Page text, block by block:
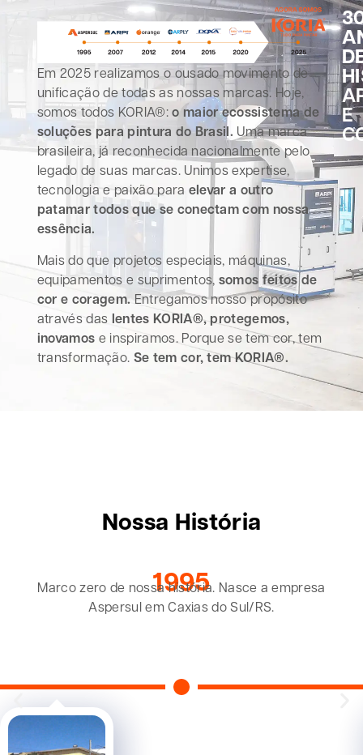
Em 2025 realizamos o ousado movimento de
unificação de todas as nossas marcas. Hoje,
somos todos KORIA®:o maior ecossistema de
soluções para pintura do Brasil. Uma marca
brasileira, já reconhecida nacionalmente pelo
legado de suas marcas. Unimos expertise,
tecnologia e paixão para elevar a outro
patamar todos que se conectam com nossa
essência.
Mais do que projetos especiais, máquinas,
equipamentos e suprimentos, somos feitos de
cor e coragem. Entregamos nosso propósito
através das lentes KORIA®, protegemos,
inovamos e inspiramos. Porque se tem cor, tem
transformação. Se tem cor, tem KORIA®.
E
Nossa História
1995
Marco zero de nossa história. Nasce a empresa
Aspersul em Caxias do Sul/RS.